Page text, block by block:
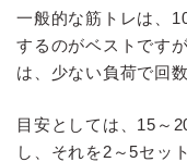
一般的な筋トレは、
するのがベストです
は、少ない負荷で回
目安としては、15～
し、それを2～5セッ